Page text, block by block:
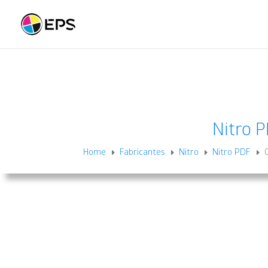
Nitro
Home E Fabricantes E Nitro E Nitro PDF E